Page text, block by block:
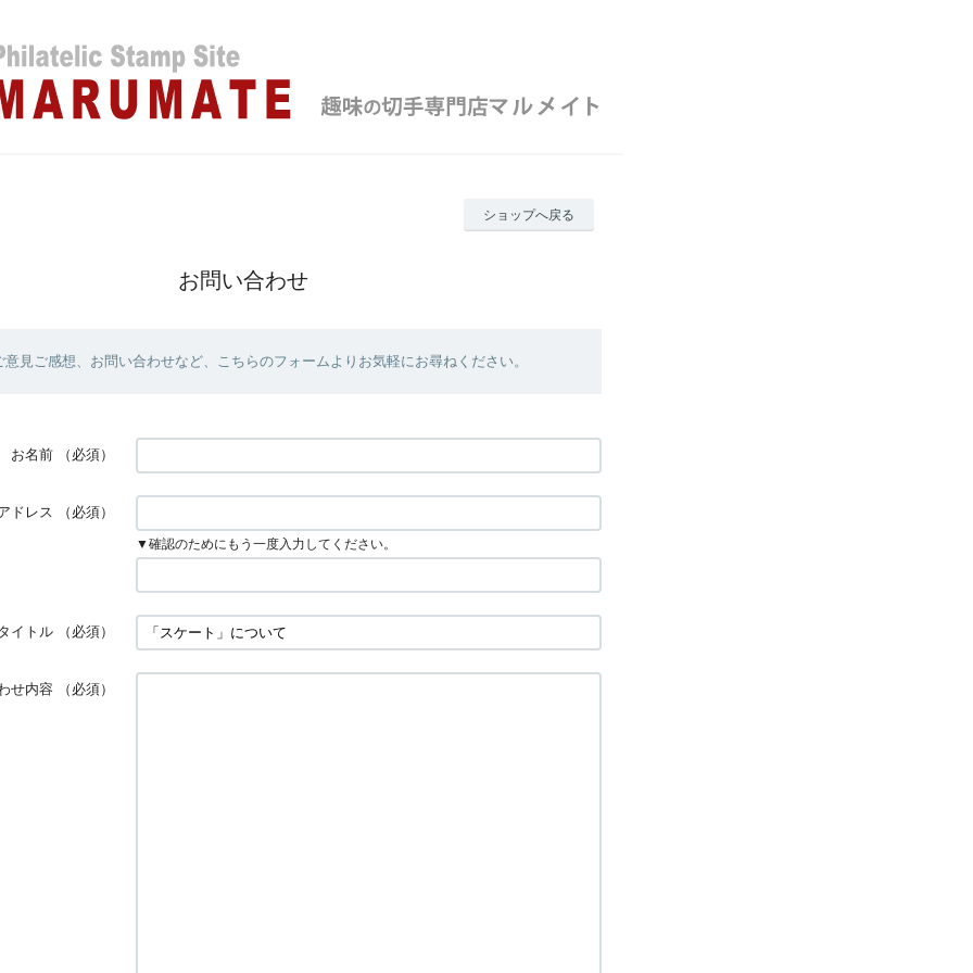
ショップへ戻る
お問い合わせ
見ご感想、お問い合わせなど、こちらのフォームよりお気軽にお尋ねください。
お名前 （必須）
ドレス （必須）
▼確認のためにもう一度入力してください。
イトル （必須）
せ内容 （必須）